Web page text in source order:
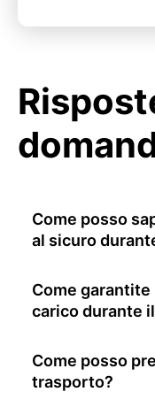
Come posso
al sicuro
Come
carico durante
Come posso
trasporto?